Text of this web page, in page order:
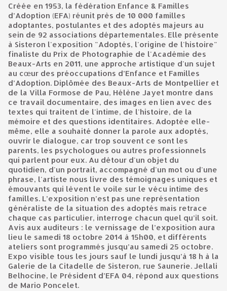
Créée en 1953, la fédération Enfance & Familles
d’Adoption (EFA) réunit près de 10 000 familles
adoptantes, postulantes et des adoptés majeurs au
sein de 92 associations départementales. Elle présente
à Sisteron l'exposition "Adoptés, l'origine de l'histoire"
finaliste du Prix de Photographie de l'Académie des
Beaux-Arts en 2011, une approche artistique d'un sujet
au cœur des préoccupations d’Enfance et Familles
d’Adoption. Diplômée des Beaux-Arts de Montpellier et
de la Villa Formose de Pau, Hélène Jayet montre dans
ce travail documentaire, des images en lien avec des
textes qui traitent de l'intime, de l'histoire, de la
mémoire et des questions identitaires. Adoptée elle-
même, elle a souhaité donner la parole aux adoptés,
ouvrir le dialogue, car trop souvent ce sont les
parents, les psychologues ou autres professionnels
qui parlent pour eux. Au détour d'un objet du
quotidien, d'un portrait, accompagné d'un mot ou d'une
phrase, l'artiste nous livre des témoignages uniques et
émouvants qui lèvent le voile sur le vécu intime des
familles. L’exposition n’est pas une représentation
généraliste de la situation des adoptés mais retrace
chaque cas particulier, interroge chacun quel qu’il soit.
Avis aux auditeurs : le vernissage de l’exposition aura
lieu le samedi 18 octobre 2014 à 15h00, et différents
ateliers sont programmés jusqu’au samedi 25 octobre.
Expo visible tous les jours sauf le lundi jusqu’à 18 h à la
Galerie de la Citadelle de Sisteron, rue Saunerie. Jellali
Belhocine, le Président d’EFA 04, répond aux questions
de Mario Poncelet.